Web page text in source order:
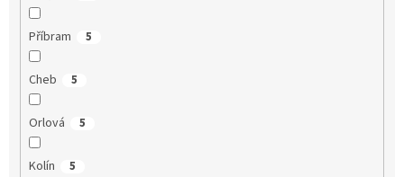
Příbram 5
Cheb 5
Orlová 5
Kolín 5